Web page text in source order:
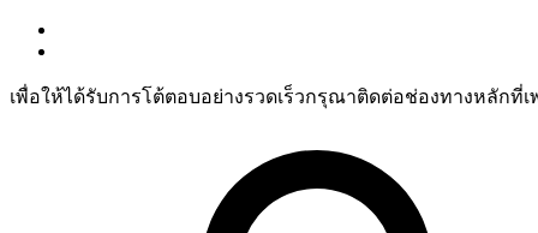
เพื่อให้ได้รับการโต้ตอบอย่างรวดเร็วกรุณาติดต่อช่องทางหลักที่เ